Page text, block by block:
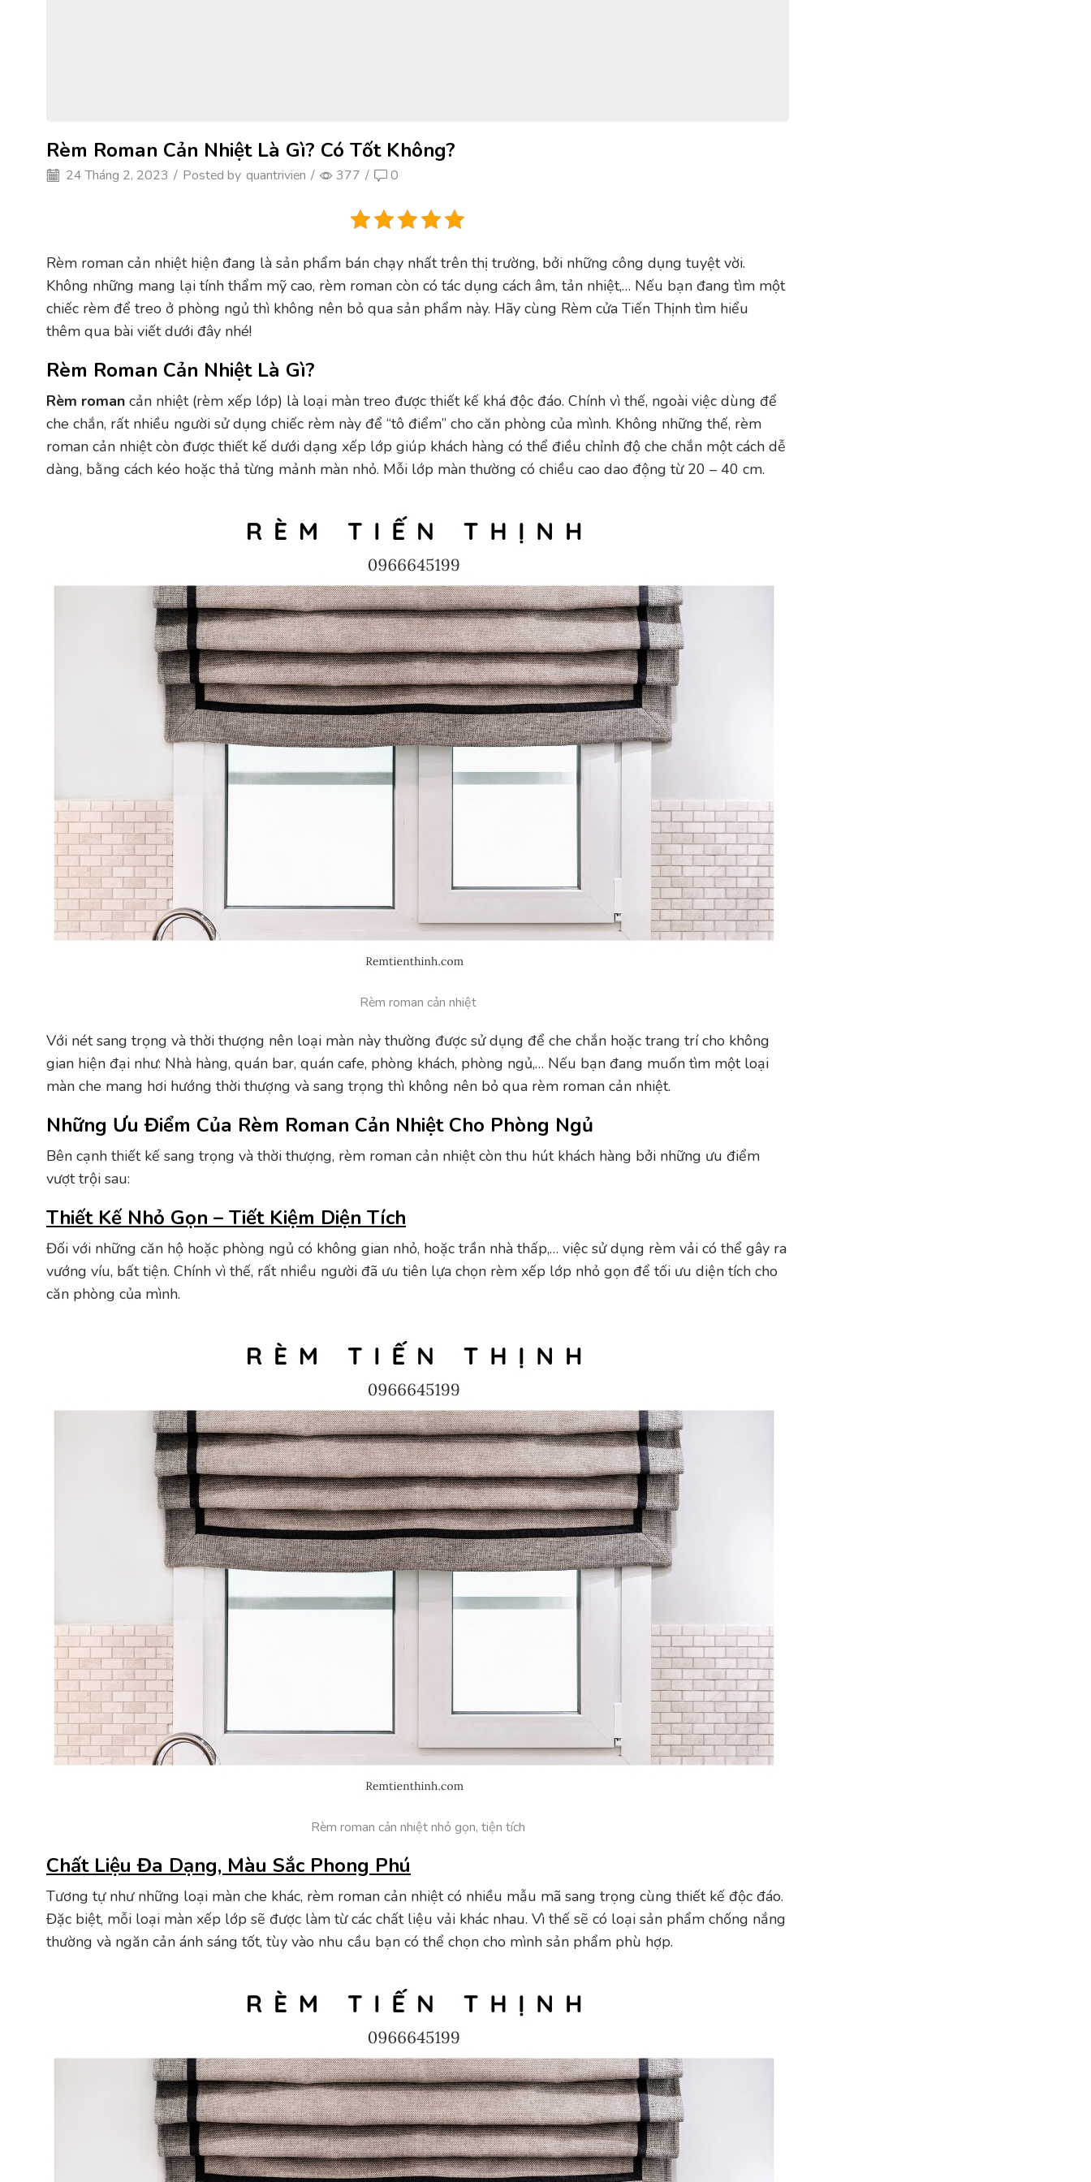
Rèm Roman Cản Nhiệt Là Gì? Có Tốt Không?
24 Tháng 2, 2023 / Posted by quantrivien / 377 / 0
Rèm roman cản nhiệt hiện đang là sản phẩm bán chạy nhất trên thị trường, bởi những công dụng tuyệt vời.
Không những mang lại tính thẩm mỹ cao, rèm roman còn có tác dụng cách âm, tản nhiệt,… Nếu bạn đang tìm một
chiếc rèm để treo ở phòng ngủ thì không nên bỏ qua sản phẩm này. Hãy cùng Rèm cửa Tiến Thịnh tìm hiểu
thêm qua bài viết dưới đây nhé!
Rèm Roman Cản Nhiệt Là Gì?
Rèm roman cản nhiệt (rèm xếp lớp) là loại màn treo được thiết kế khá độc đáo. Chính vì thế, ngoài việc dùng để
che chắn, rất nhiều người sử dụng chiếc rèm này để “tô điểm” cho căn phòng của mình. Không những thế, rèm
roman cản nhiệt còn được thiết kế dưới dạng xếp lớp giúp khách hàng có thể điều chỉnh độ che chắn một cách dễ
dàng, bằng cách kéo hoặc thả từng mảnh màn nhỏ. Mỗi lớp màn thường có chiều cao dao động từ 20 – 40 cm.
Rèm roman cản nhiệt
Với nét sang trọng và thời thượng nên loại màn này thường được sử dụng để che chắn hoặc trang trí cho không
gian hiện đại như: Nhà hàng, quán bar, quán cafe, phòng khách, phòng ngủ,… Nếu bạn đang muốn tìm một loại
màn che mang hơi hướng thời thượng và sang trọng thì không nên bỏ qua rèm roman cản nhiệt.
Những Ưu Điểm Của Rèm Roman Cản Nhiệt Cho Phòng Ngủ
Bên cạnh thiết kế sang trọng và thời thượng, rèm roman cản nhiệt còn thu hút khách hàng bởi những ưu điểm
vượt trội sau:
Thiết Kế Nhỏ Gọn – Tiết Kiệm Diện Tích
Đối với những căn hộ hoặc phòng ngủ có không gian nhỏ, hoặc trần nhà thấp,… việc sử dụng rèm vải có thể gây ra
vướng víu, bất tiện. Chính vì thế, rất nhiều người đã ưu tiên lựa chọn rèm xếp lớp nhỏ gọn để tối ưu diện tích cho
căn phòng của mình.
Rèm roman cản nhiệt nhỏ gọn, tiện tích
Chất Liệu Đa Dạng, Màu Sắc Phong Phú
Tương tự như những loại màn che khác, rèm roman cản nhiệt có nhiều mẫu mã sang trọng cùng thiết kế độc đáo.
Đặc biệt, mỗi loại màn xếp lớp sẽ được làm từ các chất liệu vải khác nhau. Vì thế sẽ có loại sản phẩm chống nắng
thường và ngăn cản ánh sáng tốt, tùy vào nhu cầu bạn có thể chọn cho mình sản phẩm phù hợp.